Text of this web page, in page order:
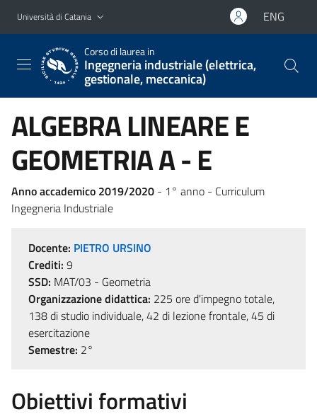
Vai al contenuto principale
Vai al menu di navigazione
Università di Catania ENG
Corso di laurea in
Ingegneria industriale (elettrica,
gestionale, meccanica)
ALGEBRA LINEARE E
GEOMETRIA A - E
Anno accademico 2019/2020 - 1° anno - Curriculum
Ingegneria Industriale
Docente: PIETRO URSINO
Crediti: 9
SSD: MAT/03 - Geometria
Organizzazione didattica: 225 ore d'impegno totale,
138 di studio individuale, 42 di lezione frontale, 45 di
esercitazione
Semestre: 2°
Obiettivi formativi